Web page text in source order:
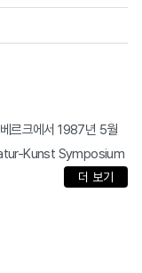
르크에서 1987년 5월
Kunst Symposium
더 보기